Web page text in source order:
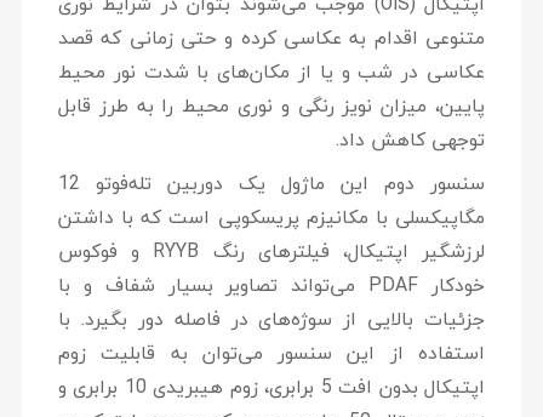
متنوعی اقدام به عکاسی کرده و حتی زمانی که قصد
عکاسی در شب و یا از مکان‌های با شدت نور محیط
پایین، میزان نویز رنگی و نوری محیط را به طرز قابل
توجهی کاهش داد.
سنسور دوم این ماژول یک دوربین تله‌فوتو 12
مگاپیکسلی با مکانیزم پریسکوپی است که با داشتن
لرزشگیر اپتیکال، فیلترهای رنگ RYYB و فوکوس
خودکار PDAF می‌تواند تصاویر بسیار شفاف و با
جزئیات بالایی از سوژه‌های در فاصله دور بگیرد. با
استفاده از این سنسور می‌توان به قابلیت زوم
اپتیکال بدون افت 5 برابری، زوم هیبریدی 10 برابری و